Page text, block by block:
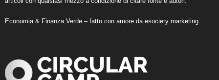
Economia & Finanza Verde – fatto con amore da esociety marketing